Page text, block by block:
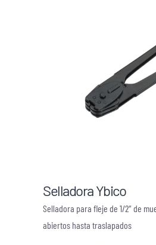
Selladora Ybico
Selladora para fleje de 1/2″ de
abiertos hasta traslapados